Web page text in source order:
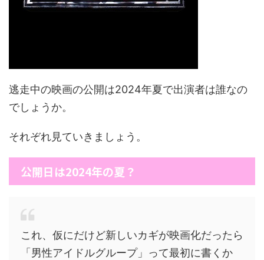
逃走中の映画の公開は2024年夏で出演者は誰なの
でしょうか。
それぞれ見ていきましょう。
公開日は2024年の夏？
これ、仮にだけど新しいカギが映画化だったら
「男性アイドルグループ」って最初に書くか